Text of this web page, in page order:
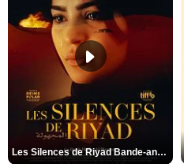
Les Silences de Riyad Bande-annonce VO STFR